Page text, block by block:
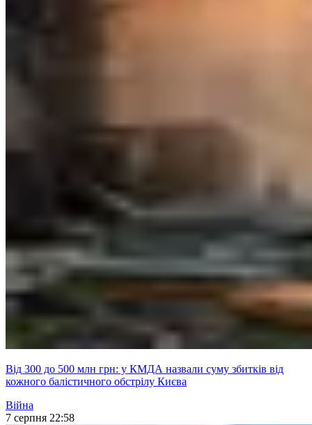
Від 300 до 500 млн грн: у КМДА назвали суму збитків від
кожного балістичного обстрілу Києва
Війна
7 серпня 22:58